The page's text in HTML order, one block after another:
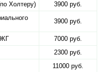
Холтеру)
3900 руб.
3900 руб.
7000 руб.
2300 руб.
11000 руб.